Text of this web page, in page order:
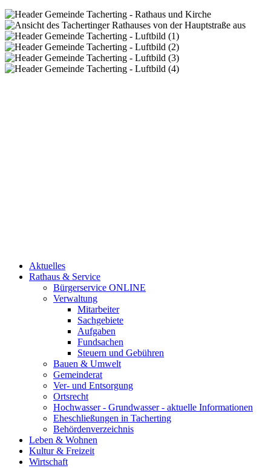
Aktuelles
Rathaus & Service
Bürgerservice ONLINE
Verwaltung
Mitarbeiter
Sachgebiete
Aufgaben
Fundsachen
Steuern und Gebühren
Bauen & Umwelt
Gemeinderat
Ver- und Entsorgung
Ortsrecht
Hochwasser - Grundwasser - aktuelle Informationen
Eheschließungen in Tacherting
Behördenverzeichnis
Leben & Wohnen
Kultur & Freizeit
Wirtschaft